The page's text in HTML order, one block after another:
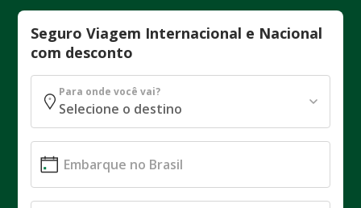
Seguro Viagem Internacional e Nacional
com desconto
Para onde você vai?